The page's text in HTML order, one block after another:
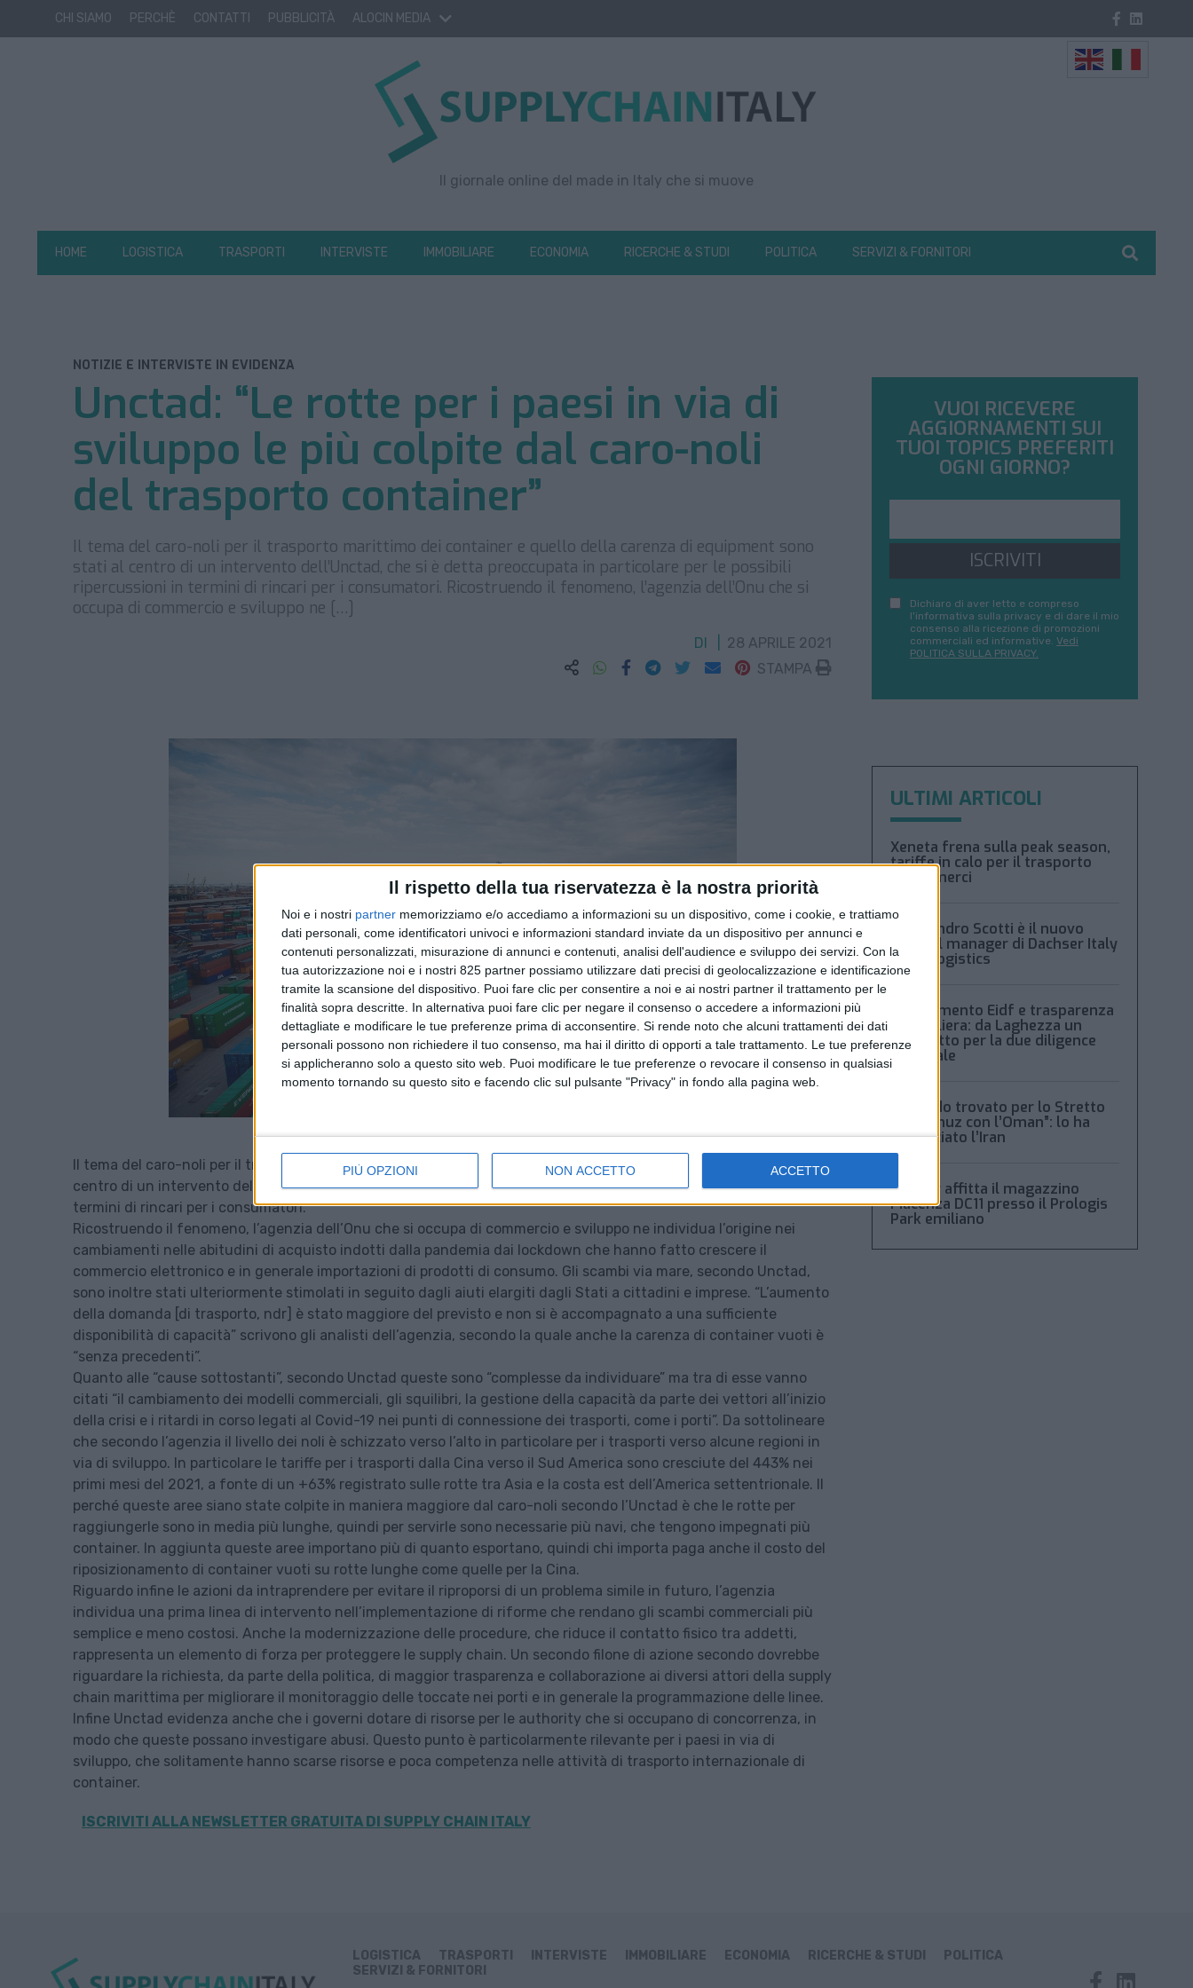
Il rispetto della tua riservatezza è la nostra priorità
Noi e i nostri partner memorizziamo e/o accediamo a informazioni su un dispositivo, come i cookie, e trattiamo
dati personali, come identificatori univoci e informazioni standard inviate da un dispositivo per annunci e
contenuti personalizzati, misurazione di annunci e contenuti, analisi dell'audience e sviluppo dei servizi. Con la
tua autorizzazione noi e i nostri 825 partner possiamo utilizzare dati precisi di geolocalizzazione e identificazione
tramite la scansione del dispositivo. Puoi fare clic per consentire a noi e ai nostri partner il trattamento per le
finalità sopra descritte. In alternativa puoi fare clic per negare il consenso o accedere a informazioni più
dettagliate e modificare le tue preferenze prima di acconsentire. Si rende noto che alcuni trattamenti dei dati
personali possono non richiedere il tuo consenso, ma hai il diritto di opporti a tale trattamento. Le tue preferenze
si applicheranno solo a questo sito web. Puoi modificare le tue preferenze o revocare il consenso in qualsiasi
momento tornando su questo sito e facendo clic sul pulsante "Privacy" in fondo alla pagina web.
PIÙ OPZIONI NON ACCETTO ACCETTO
CHI SIAMO PERCHÈ CONTATTI PUBBLICITÀ ALOCIN MEDIA
Il giornale online del made in Italy che si muove
HOME LOGISTICA TRASPORTI INTERVISTE IMMOBILIARE ECONOMIA RICERCHE & STUDI POLITICA SERVIZI & FORNITORI
NOTIZIE E INTERVISTE IN EVIDENZA
Unctad: “Le rotte per i paesi in via di
sviluppo le più colpite dal caro-noli
del trasporto container”
Il tema del caro-noli per il trasporto marittimo dei container e quello della carenza di equipment sono
stati al centro di un intervento dell’Unctad, che si è detta preoccupata in particolare per le possibili
ripercussioni in termini di rincari per i consumatori. Ricostruendo il fenomeno, l’agenzia dell’Onu che si
occupa di commercio e sviluppo ne […]
DI
28 APRILE 2021
STAMPA
Il tema del caro-noli per il trasporto marittimo dei container e quello della carenza di equipment sono stati al
centro di un intervento dell’Unctad, che si è detta preoccupata in particolare per le possibili ripercussioni in
termini di rincari per i consumatori.
Ricostruendo il fenomeno, l’agenzia dell’Onu che si occupa di commercio e sviluppo ne individua l’origine nei
cambiamenti nelle abitudini di acquisto indotti dalla pandemia dai lockdown che hanno fatto crescere il
commercio elettronico e in generale importazioni di prodotti di consumo. Gli scambi via mare, secondo Unctad,
sono inoltre stati ulteriormente stimolati in seguito dagli aiuti elargiti dagli Stati a cittadini e imprese. “L’aumento
della domanda [di trasporto, ndr] è stato maggiore del previsto e non si è accompagnato a una sufficiente
disponibilità di capacità” scrivono gli analisti dell’agenzia, secondo la quale anche la carenza di container vuoti è
“senza precedenti”.
Quanto alle “cause sottostanti”, secondo Unctad queste sono “complesse da individuare” ma tra di esse vanno
citati “il cambiamento dei modelli commerciali, gli squilibri, la gestione della capacità da parte dei vettori all’inizio
della crisi e i ritardi in corso legati al Covid-19 nei punti di connessione dei trasporti, come i porti”. Da sottolineare
che secondo l’agenzia il livello dei noli è schizzato verso l’alto in particolare per i trasporti verso alcune regioni in
via di sviluppo. In particolare le tariffe per i trasporti dalla Cina verso il Sud America sono cresciute del 443% nei
primi mesi del 2021, a fonte di un +63% registrato sulle rotte tra Asia e la costa est dell’America settentrionale. Il
perché queste aree siano state colpite in maniera maggiore dal caro-noli secondo l’Unctad è che le rotte per
raggiungerle sono in media più lunghe, quindi per servirle sono necessarie più navi, che tengono impegnati più
container. In aggiunta queste aree importano più di quanto esportano, quindi chi importa paga anche il costo del
riposizionamento di container vuoti su rotte lunghe come quelle per la Cina.
Riguardo infine le azioni da intraprendere per evitare il riproporsi di un problema simile in futuro, l’agenzia
individua una prima linea di intervento nell’implementazione di riforme che rendano gli scambi commerciali più
semplice e meno costosi. Anche la modernizzazione delle procedure, che riduce il contatto fisico tra addetti,
rappresenta un elemento di forza per proteggere le supply chain. Un secondo filone di azione secondo dovrebbe
riguardare la richiesta, da parte della politica, di maggior trasparenza e collaborazione ai diversi attori della supply
chain marittima per migliorare il monitoraggio delle toccate nei porti e in generale la programmazione delle linee.
Infine Unctad evidenza anche che i governi dotare di risorse per le authority che si occupano di concorrenza, in
modo che queste possano investigare abusi. Questo punto è particolarmente rilevante per i paesi in via di
sviluppo, che solitamente hanno scarse risorse e poca competenza nelle attività di trasporto internazionale di
container.
ISCRIVITI ALLA NEWSLETTER GRATUITA DI SUPPLY CHAIN ITALY
VUOI RICEVERE
AGGIORNAMENTI SUI
TUOI TOPICS PREFERITI
OGNI GIORNO?
ISCRIVITI
Dichiaro di aver letto e compreso
l'informativa sulla privacy e di dare il mio
consenso alla ricezione di promozioni
commerciali ed informative. Vedi
POLITICA SULLA PRIVACY.
ULTIMI ARTICOLI
Xeneta frena sulla peak season,
tariffe in calo per il trasporto
aereo merci
Alessandro Scotti è il nuovo
general manager di Dachser Italy
Food Logistics
Regolamento Eidf e trasparenza
della filiera: da Laghezza un
pacchetto per la due diligence
aziendale
“Accordo trovato per lo Stretto
di Hormuz con l’Oman”: lo ha
annunciato l’Iran
Condor affitta il magazzino
Piacenza DC11 presso il Prologis
Park emiliano
LOGISTICA TRASPORTI INTERVISTE IMMOBILIARE ECONOMIA RICERCHE & STUDI
POLITICA
SERVIZI & FORNITORI